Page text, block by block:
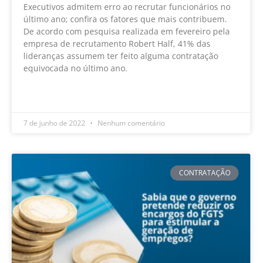
Executivos admitem erro ao recrutar funcionários no
último ano; confira os fatores que mais contribuem.
De acordo com pesquisa realizada em fevereiro pela
empresa de recrutamento Robert Half, 41% das
lideranças assumem ter feito alguma contratação
equivocada no último ano.
7 de junho de 2022 Nenhum comentário
CONTRATAÇÃO